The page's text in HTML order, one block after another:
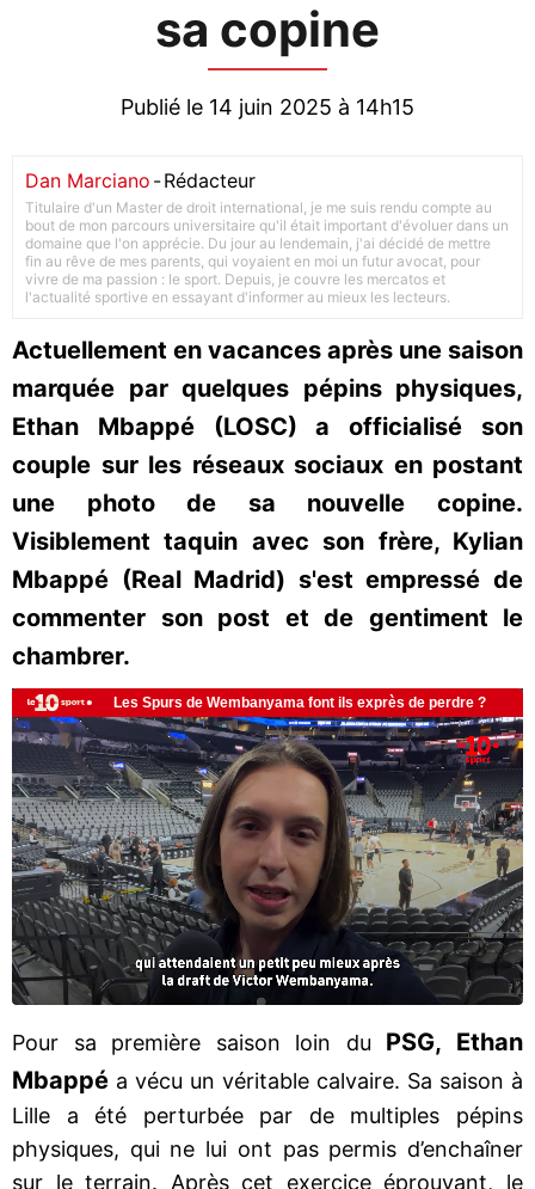
sa copine
Publié le 14 juin 2025 à 14h15
Dan Marciano -Rédacteur
Titulaire d'un Master de droit international, je me suis rendu compte au
bout de mon parcours universitaire qu'il était important d'évoluer dans un
domaine que l'on apprécie. Du jour au lendemain, j'ai décidé de mettre
fin au rêve de mes parents, qui voyaient en moi un futur avocat, pour
vivre de ma passion : le sport. Depuis, je couvre les mercatos et
l'actualité sportive en essayant d'informer au mieux les lecteurs.
Actuellement en vacances après une saison
marquée par quelques pépins physiques,
Ethan Mbappé (LOSC) a officialisé son
couple sur les réseaux sociaux en postant
une photo de sa nouvelle copine.
Visiblement taquin avec son frère, Kylian
Mbappé (Real Madrid) s'est empressé de
commenter son post et de gentiment le
chambrer.
Pour sa première saison loin du
PSG, Ethan
Mbappé a vécu un véritable calvaire. Sa saison à
Lille a été perturbée par de multiples pépins
physiques, qui ne lui ont pas permis d’enchaîner
sur le terrain. Après cet exercice éprouvant, le